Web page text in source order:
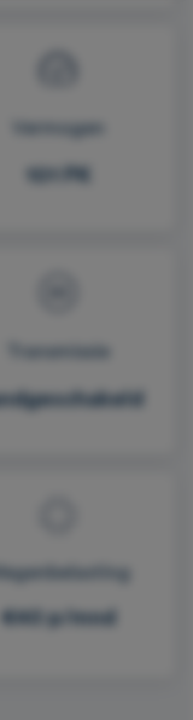
Vermogen
101 PK
€40 p/mnd